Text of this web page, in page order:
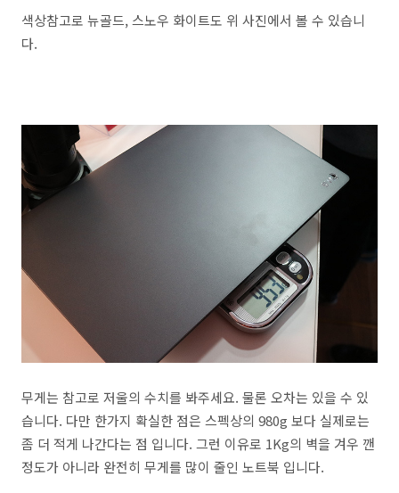
색상참고로 뉴골드, 스노우 화이트도 위 사진에서 볼 수 있습니
다.
무게는 참고로 저울의 수치를 봐주세요. 물론 오차는 있을 수 있
습니다. 다만 한가지 확실한 점은 스펙상의 980g 보다 실제로는
좀 더 적게 나간다는 점 입니다. 그런 이유로 1Kg의 벽을 겨우 깬
정도가 아니라 완전히 무게를 많이 줄인 노트북 입니다.